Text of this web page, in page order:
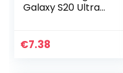
Galaxy S20 Ultra
e standaard PU
€7.38